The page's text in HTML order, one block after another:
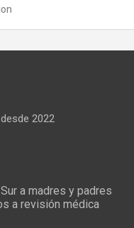
2022
a madres y padres
a revisión médica